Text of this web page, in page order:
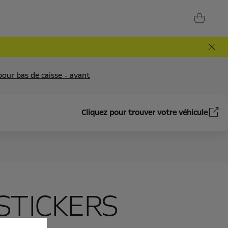
bas de caisse - avant
Cliquez pour trouver votre véhicule